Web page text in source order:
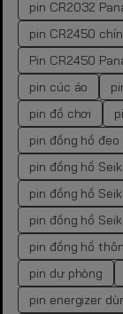
pin CR2032
pin CR2450
Pin CR2450
pin cúc áo
pin đồ chơi
pin đồng hồ
pin đồng hồ
pin đồng hồ
pin đồng hồ
pin đồng hồ
pin dự phòng
pin energizer